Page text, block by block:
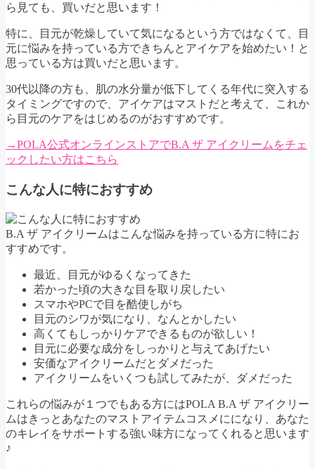
ら見ても、買いだと思います！
特に、目元が乾燥していて気になるという方ではなくて、目
元に悩みを持っている方できちんとアイケアを始めたい！と
思っている方は買いだと思います。
30代以降の方も、肌の水分量が低下してくる年代に突入する
タイミングですので、アイケアはマストだと考えて、これか
ら目元のケアをはじめるのがおすすめです。
→POLA公式オンラインストアでB.A ザ アイクリームをチェ
ックしたい方はこちら
こんな人に特におすすめ
B.A ザ アイクリームはこんな悩みを持っている方に特にお
すすめです。
最近、目元がゆるくなってきた
若かった頃の大きな目を取り戻したい
スマホやPCで目を酷使しがち
目元のシワが気になり、なんとかしたい
高くてもしっかりケアできるものが欲しい！
目元に必要な成分をしっかりと与えてあげたい
安価なアイクリームだとダメだった
アイクリームをいくつも試してみたが、ダメだった
これらの悩みが１つでもある方にはPOLA B.A ザ アイクリー
ムはきっとあなたのマストアイテムコスメにになり、あなた
のキレイをサポートする強い味方になってくれると思います
♪